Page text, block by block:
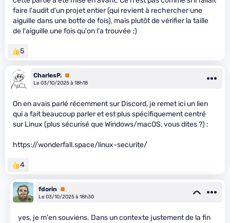
faire l'audit d'un projet entier (qui revient à rechercher une
aiguille dans une botte de fois), mais plutôt de vérifier la taille
de l'aiguille une fois qu'on l'a trouvée ;)
5
CharlesP. Premium
Le 03/10/2025 à 18h18
On en avais parlé récemment sur Discord, je remet ici un lien
qui a fait beaucoup parler et est plus spécifiquement centré
sur Linux (plus sécurisé que Windows/macOS, vous dites ?) :
https://wonderfall.space/linux-securite/
4
fdorin
Premium
Le 03/10/2025 à 18h30
yes, je m'en souviens. Dans un contexte justement de la fin